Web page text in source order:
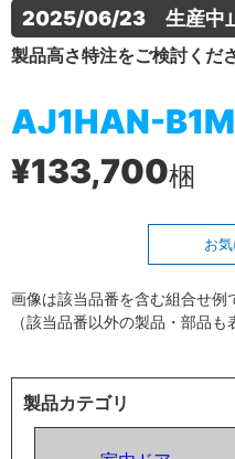
2025/06/23　生産中
製品高さ特注をご検討くだ
AJ1HAN-
¥133,700梱
お
画像は該当品番を含む組合せ例
（該当品番以外の製品・部品も
製品カテゴリ